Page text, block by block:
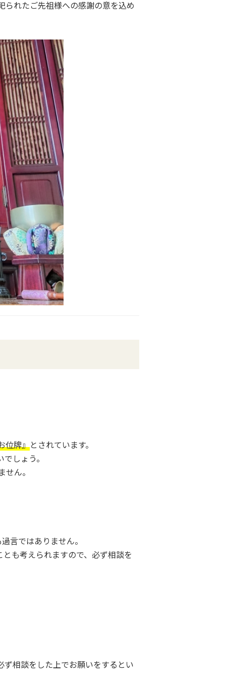
れたご先祖様への感謝の意を込め
位牌』とされています。
しょう。
ん。
言ではありません。
も考えられますので、必ず相談を
相談をした上でお願いをするとい